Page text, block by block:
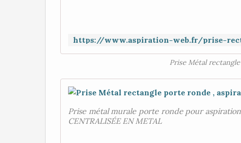
Prise Métal
Prise métal murale porte ronde pour
CENTRALISÉE EN METAL